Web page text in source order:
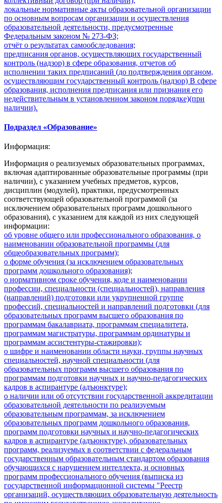
локальные нормативные акты образовательной организации
по основным вопросам организации и осуществления
образовательной деятельности, предусмотренные
Федеральным законом № 273-ФЗ;
отчёт о результатах самообследования;
предписания органов, осуществляющих государственный
контроль (надзор) в сфере образования, отчетов об
исполнении таких предписаний (до подтверждения органом,
осуществляющим государственный контроль (надзор) B сфере
образования, исполнения предписания или признания его
недействительным в установленном законом порядке)(при
наличии).
Подраздел «Образование»
Информация:
Информация о реализуемых образовательных программах,
включая адаптированные образовательные программы (при
наличии), с указанием учебных предметов, курсов,
дисциплин (модулей), практики, предусмотренных
соответствующей образовательной программой (за
исключением образовательных программ дошкольного
образования), с указанием для каждой из них следующей
информации:
об уровне общего или профессионального образования, о
наименовании образовательной программы (для
общеобразовательных программ);
о форме обучения (за исключением образовательных
программ дошкольного образования);
о нормативном сроке обучения, коде и наименовании
профессии, специальности (специальностей), направления
(направлений) подготовки или укрупненной группе
профессий, специальностей и направлений подготовки (для
образовательных программ высшего образования по
программам бакалавриата, программам специалитета,
программам магистратуры, программам ординатуры и
программам ассистентуры-стажировки);
о шифре и наименовании области науки, группы научных
специальностей, научной специальности (для
образовательных программ высшего образования по
программам подготовки научных и научно-педагогических
кадров в аспирантуре (адъюнктуре);
о наличии или об отсутствии государственной аккредитации
образовательной деятельности по реализуемым
образовательным программам, за исключением
образовательных программ дошкольного образования,
программ подготовки научных и научно-педагогических
кадров в аспирантуре (адъюнктуре), образовательных
программ, реализуемых в соответствии с федеральным
государственным образовательным стандартом образования
обучающихся с нарушением интеллекта, и основных
программ профессионального обучения (выписка из
государственной информационной системы "Реестр
организаций, осуществляющих образовательную деятельность